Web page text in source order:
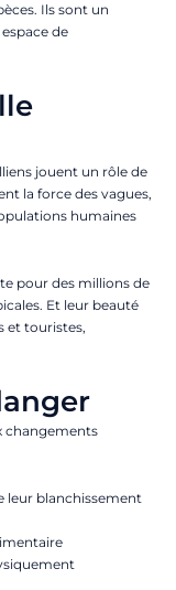
Ils sont un
de
jouent un rôle de
la force des vagues,
humaines
pour des millions de
Et leur beauté
et touristes,
changements
leur blanchissement